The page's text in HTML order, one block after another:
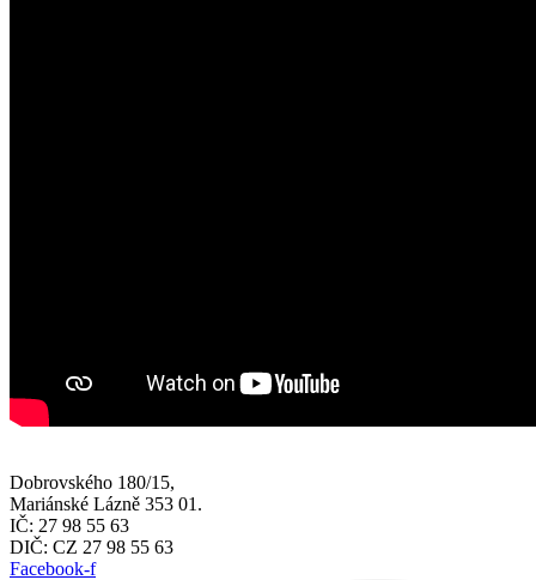
Dobrovského 180/15,
Mariánské Lázně 353 01.
IČ: 27 98 55 63
DIČ: CZ 27 98 55 63
Facebook-f